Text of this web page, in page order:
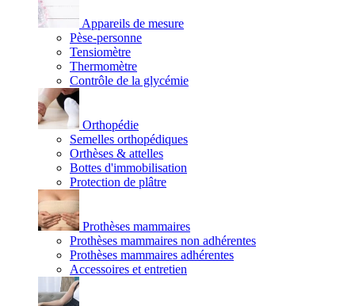
Appareils de mesure
Pèse-personne
Tensiomètre
Thermomètre
Contrôle de la glycémie
Orthopédie
Semelles orthopédiques
Orthèses & attelles
Bottes d'immobilisation
Protection de plâtre
Prothèses mammaires
Prothèses mammaires non adhérentes
Prothèses mammaires adhérentes
Accessoires et entretien